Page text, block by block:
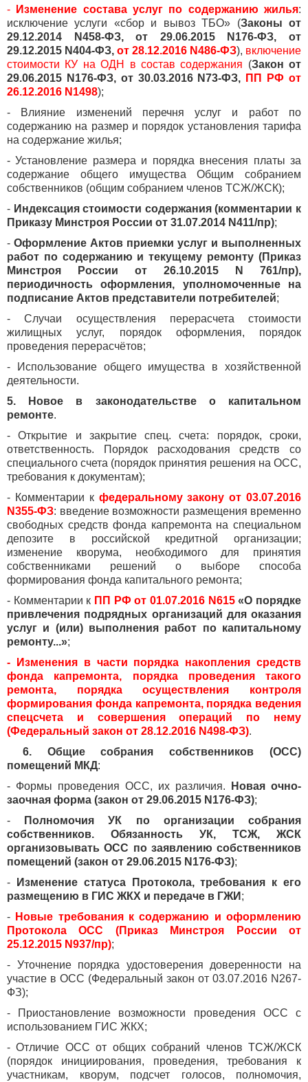
- Изменение состава услуг по содержанию жилья:
исключение услуги «сбор и вывоз ТБО» (Законы от
29.12.2014 N458-ФЗ, от 29.06.2015 N176-ФЗ, от
29.12.2015 N404-ФЗ, от 28.12.2016 N486-ФЗ), включение
стоимости КУ на ОДН в состав содержания (Закон от
29.06.2015 N176-ФЗ, от 30.03.2016 N73-ФЗ, ПП РФ от
26.12.2016 N1498);
- Влияние изменений перечня услуг и работ по
содержанию на размер и порядок установления тарифа
на содержание жилья;
- Установление размера и порядка внесения платы за
содержание общего имущества Общим собранием
собственников (общим собранием членов ТСЖ/ЖСК);
- Индексация стоимости содержания (комментарии к
Приказу Минстроя России от 31.07.2014 N411/пр);
- Оформление Актов приемки услуг и выполненных
работ по содержанию и текущему ремонту (Приказ
Минстроя России от 26.10.2015 N 761/пр),
периодичность оформления, уполномоченные на
подписание Актов представители потребителей;
- Случаи осуществления перерасчета стоимости
жилищных услуг, порядок оформления, порядок
проведения перерасчётов;
- Использование общего имущества в хозяйственной
деятельности.
5. Новое в законодательстве о капитальном
ремонте.
- Открытие и закрытие спец. счета: порядок, сроки,
ответственность. Порядок расходования средств со
специального счета (порядок принятия решения на ОСС,
требования к документам);
- Комментарии к федеральному закону от 03.07.2016
N355-ФЗ: введение возможности размещения временно
свободных средств фонда капремонта на специальном
депозите в российской кредитной организации;
изменение кворума, необходимого для принятия
собственниками решений о выборе способа
формирования фонда капитального ремонта;
- Комментарии к ПП РФ от 01.07.2016 N615 «О порядке
привлечения подрядных организаций для оказания
услуг и (или) выполнения работ по капитальному
ремонту...»;
- Изменения в части порядка накопления средств
фонда капремонта, порядка проведения такого
ремонта, порядка осуществления контроля
формирования фонда капремонта, порядка ведения
спецсчета и совершения операций по нему
(Федеральный закон от 28.12.2016 N498-ФЗ).
6. Общие собрания собственников (ОСС)
помещений МКД:
- Формы проведения ОСС, их различия.
Новая очно-
заочная форма (закон от 29.06.2015 N176-ФЗ);
-
Полномочия УК по организации собрания
собственников. Обязанность УК, ТСЖ, ЖСК
организовывать ОСС по заявлению собственников
помещений (закон от 29.06.2015 N176-ФЗ);
- Изменение статуса Протокола, требования к его
размещению в ГИС ЖКХ и передаче в ГЖИ ;
- Новые требования к содержанию и оформлению
Протокола ОСС (Приказ Минстроя России от
25.12.2015 N937/пр);
- Уточнение порядка удостоверения доверенности на
участие в ОСС (Федеральный закон от 03.07.2016 N267-
ФЗ);
- Приостановление возможности проведения ОСС с
использованием ГИС ЖКХ;
- Отличие ОСС от общих собраний членов ТСЖ/ЖСК
(порядок инициирования, проведения, требования к
участникам, кворум, подсчет голосов, полномочия,